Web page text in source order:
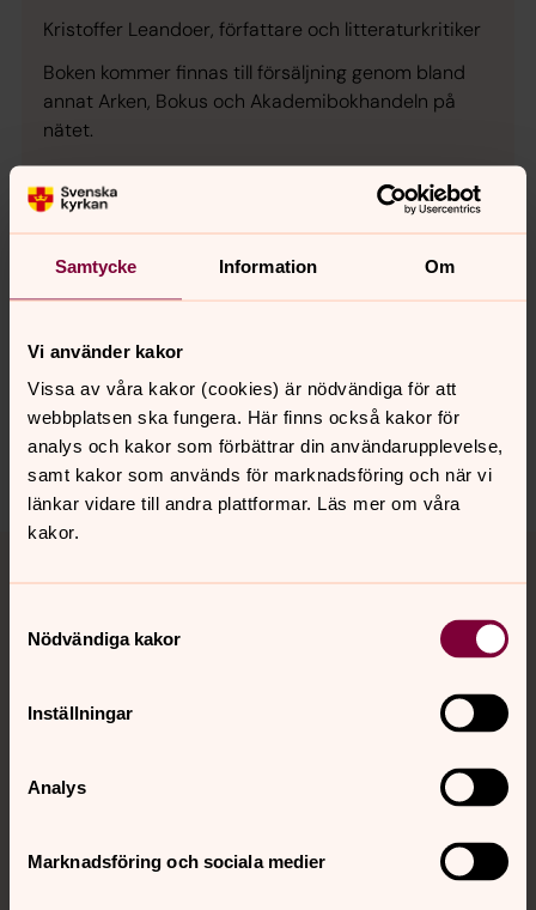
Samtycke Information Om
Vi använder kakor
Vissa av våra kakor (cookies) är nödvändiga för att
webbplatsen ska fungera. Här finns också kakor för
analys och kakor som förbättrar din användarupplevelse,
samt kakor som används för marknadsföring och när vi
länkar vidare till andra plattformar. Läs mer om våra
kakor.
Nödvändiga kakor
Inställningar
Analys
Marknadsföring och sociala medier
Kristoffer Leandoer, författare och litteraturkritiker
Boken kommer finnas till försäljning genom bland
annat Arken, Bokus och Akademibokhandeln på
nätet.
innehåll?
sth.domkyrko.forsamling@svenskakyrkan.se
Dela
Tillbaka till toppen
Tillbaka till innehållet